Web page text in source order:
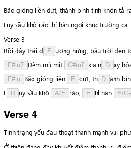
Bão giông liền dứt, thành bình tịnh khôn tả ra
Lụy sầu khô ráo, hỉ hân ngợi khúc trường ca
Verse 3
Rồi đây thái d E ương hừng, bầu trời đen
F#m7 Đêm mù mịt C#m7 kia n D ay
F#m Bão giông liền E dứt th D ành
L
D ụy sầu khô A/E ráo E hỉ hân E/
Verse 4
Tình trạng yếu đau thoạt thành mạnh vui